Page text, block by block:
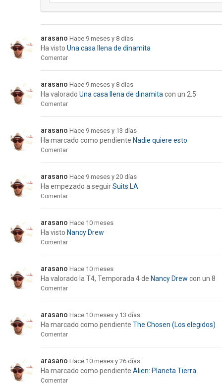
arasano Hace 9 meses y 8 días
Ha visto Una casa llena de dinamita
Comentar
arasano Hace 9 meses y 8 días
Ha valorado Una casa llena de dinamita con un 2.5
Comentar
arasano Hace 9 meses y 13 días
Ha marcado como pendiente Nadie quiere esto
Comentar
arasano Hace 9 meses y 20 días
Ha empezado a seguirSuits LA
Comentar
arasano Hace 10 meses
Ha visto Nancy Drew
Comentar
arasano Hace 10 meses
Ha valorado la T4, Temporada 4de Nancy Drew con un 8
Comentar
arasano Hace 10 meses y 13 días
Ha marcado como pendiente The Chosen (Los elegidos)
Comentar
arasano Hace 10 meses y 26 días
Ha marcado como pendiente Alien: Planeta Tierra
Comentar